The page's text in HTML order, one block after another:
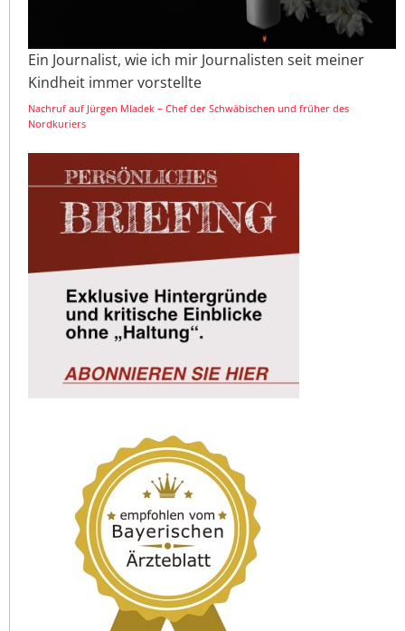
Ein Journalist, wie ich mir Journalisten seit meiner
Kindheit immer vorstellte
Nachruf auf Jürgen Mladek – Chef der Schwäbischen und früher des
Nordkuriers